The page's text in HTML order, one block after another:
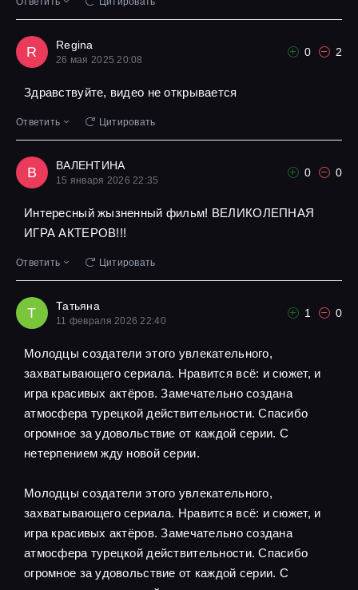
R Regina
26 мая 2025 20:08
0 2
Здравствуйте, видео не открывается
Ответить Цитировать
В ВАЛЕНТИНА
15 января 2026 22:35
0 0
Интересный жызненный фильм! ВЕЛИКОЛЕПНАЯ
ИГРА АКТЕРОВ!!!
Ответить Цитировать
Т Татьяна
11 февраля 2026 22:40
1 0
Молодцы создатели этого увлекательного,
захватывающего сериала. Нравится всё: и сюжет, и
игра красивых актёров. Замечательно создана
атмосфера турецкой действительности. Спасибо
огромное за удовольствие от каждой серии. С
нетерпением жду новой серии.
Молодцы создатели этого увлекательного,
захватывающего сериала. Нравится всё: и сюжет, и
игра красивых актёров. Замечательно создана
атмосфера турецкой действительности. Спасибо
огромное за удовольствие от каждой серии. С